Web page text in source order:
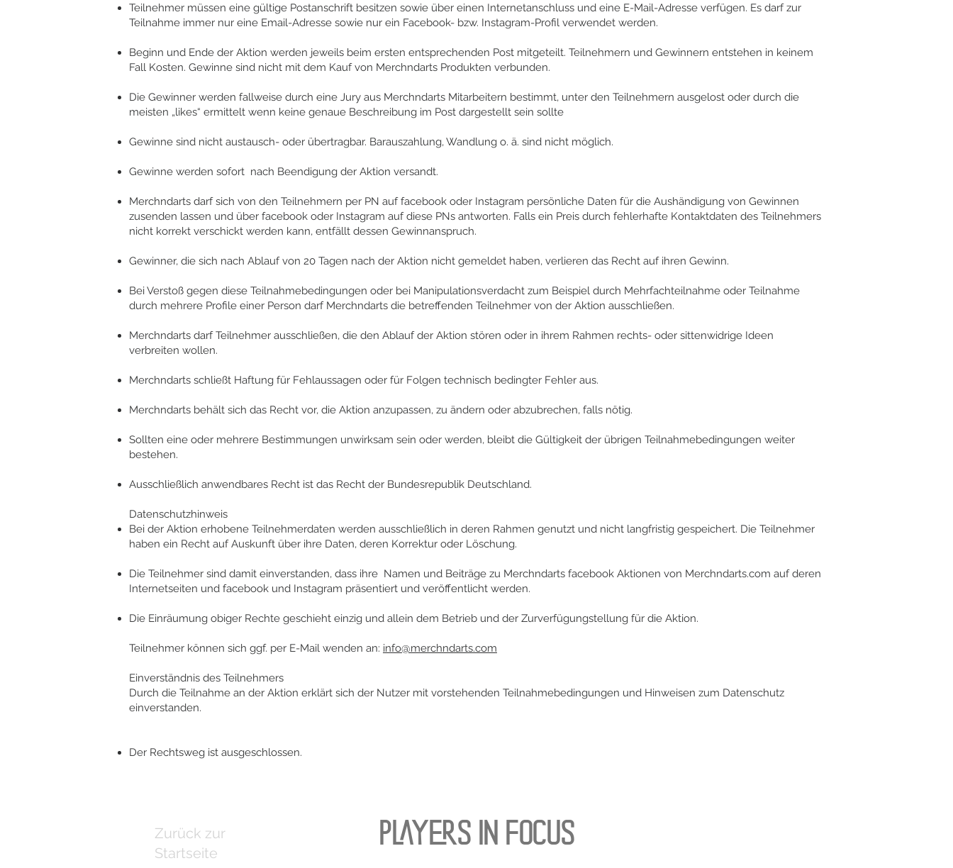
Teilnehmer müssen eine gültige Postanschrift besitzen sowie über einen Internetanschluss und eine E-Mail-Adresse verfügen. Es darf zur
Teilnahme immer nur eine Email-Adresse sowie nur ein Facebook- bzw. Instagram-Profil verwendet werden.
Beginn und Ende der Aktion werden jeweils beim ersten entsprechenden Post mitgeteilt. Teilnehmern und Gewinnern entstehen in keinem
Fall Kosten. Gewinne sind nicht mit dem Kauf von Merchndarts Produkten verbunden.
Die Gewinner werden fallweise durch eine Jury aus Merchndarts Mitarbeitern bestimmt, unter den Teilnehmern ausgelost oder durch die
meisten „likes“ ermittelt wenn keine genaue Beschreibung im Post dargestellt sein sollte
Gewinne sind nicht austausch- oder übertragbar. Barauszahlung, Wandlung o. ä. sind nicht möglich.
Gewinne werden sofort nach Beendigung der Aktion versandt.
Merchndarts darf sich von den Teilnehmern per PN auf facebook oder Instagram persönliche Daten für die Aushändigung von Gewinnen
zusenden lassen und über facebook oder Instagram auf diese PNs antworten. Falls ein Preis durch fehlerhafte Kontaktdaten des Teilnehmers
nicht korrekt verschickt werden kann, entfällt dessen Gewinnanspruch.
Gewinner, die sich nach Ablauf von 20 Tagen nach der Aktion nicht gemeldet haben, verlieren das Recht auf ihren Gewinn.
Bei Verstoß gegen diese Teilnahmebedingungen oder bei Manipulationsverdacht zum Beispiel durch Mehrfachteilnahme oder Teilnahme
durch mehrere Profile einer Person darf Merchndarts die betreffenden Teilnehmer von der Aktion ausschließen.
Merchndarts darf Teilnehmer ausschließen, die den Ablauf der Aktion stören oder in ihrem Rahmen rechts- oder sittenwidrige Ideen
verbreiten wollen.
Merchndarts schließt Haftung für Fehlaussagen oder für Folgen technisch bedingter Fehler aus.
Merchndarts behält sich das Recht vor, die Aktion anzupassen, zu ändern oder abzubrechen, falls nötig.
Sollten eine oder mehrere Bestimmungen unwirksam sein oder werden, bleibt die Gültigkeit der übrigen Teilnahmebedingungen weiter
bestehen.
Ausschließlich anwendbares Recht ist das Recht der Bundesrepublik Deutschland.
Datenschutzhinweis
Bei der Aktion erhobene Teilnehmerdaten werden ausschließlich in deren Rahmen genutzt und nicht langfristig gespeichert. Die Teilnehmer
haben ein Recht auf Auskunft über ihre Daten, deren Korrektur oder Löschung.
Die Teilnehmer sind damit einverstanden, dass ihre Namen und Beiträge zu Merchndarts facebook Aktionen von Merchndarts.com auf deren
Internetseiten und facebook und Instagram präsentiert und veröffentlicht werden.
Die Einräumung obiger Rechte geschieht einzig und allein dem Betrieb und der Zurverfügungstellung für die Aktion.
Teilnehmer können sich ggf. per E-Mail wenden an: info@merchndarts.com
Einverständnis des Teilnehmers
Durch die Teilnahme an der Aktion erklärt sich der Nutzer mit vorstehenden Teilnahmebedingungen und Hinweisen zum Datenschutz
einverstanden.
Der Rechtsweg ist ausgeschlossen.
Zurück zur
Startseite
PLAYERS IN FOCUS